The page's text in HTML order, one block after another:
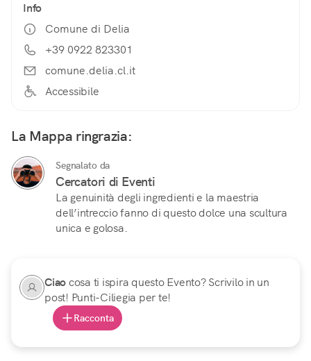
Info
Comune di Delia
+39 0922 823301
comune.delia.cl.it
Accessibile
La Mappa ringrazia:
Segnalato da
Cercatori di Eventi
La genuinità degli ingredienti e la maestria
dell’intreccio fanno di questo dolce una scultura
unica e golosa.
Ciaocosa ti ispira questo Evento? Scrivilo in un
post! Punti-Ciliegia per te!
Racconta